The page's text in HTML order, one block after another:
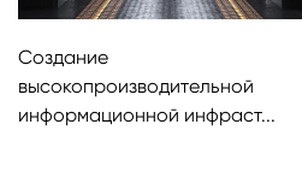
Создание
высокопроизводительной
информационной инфраст...